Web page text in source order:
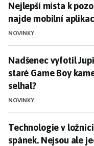
Nejlepší místa k
najde mobilní
NOVINKY
Nadšenec vyfotil
Nadšenec vyfotil
staré Game Boy
selhal?
NOVINKY
Technologie v
Technologie v
spánek. Nejsou ale